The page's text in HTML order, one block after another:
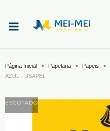
Página Inicial > Papelaria > Papeis >
AZUL - USAPEL
ESGOTADO